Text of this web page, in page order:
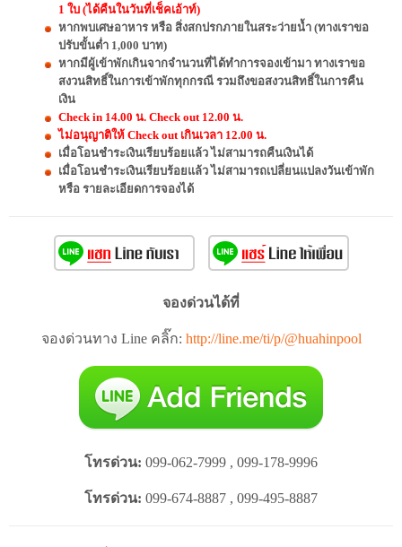
1 ใบ (ได้คืนในวันที่เช็คเอ้าท์)
หากพบเศษอาหาร หรือ สิ่งสกปรกภายในสระว่ายน้ำ (ทางเราขอ
ปรับขั้นต่ำ 1,000 บาท)
หากมีผู้เข้าพักเกินจากจำนวนที่ได้ทำการจองเข้ามา ทางเราขอ
สงวนสิทธิ์ในการเข้าพักทุกกรณี รวมถึงขอสงวนสิทธิ์ในการคืน
เงิน
Check in 14.00 น. Check out 12.00 น.
ไม่อนุญาติให้ Check out เกินเวลา 12.00 น.
เมื่อโอนชำระเงินเรียบร้อยแล้ว ไม่สามารถคืนเงินได้
เมื่อโอนชำระเงินเรียบร้อยแล้ว ไม่สามารถเปลี่ยนแปลงวันเข้าพัก
หรือ รายละเอียดการจองได้
จองด่วนได้ที่
จองด่วนทาง Line คลิ๊ก: http://line.me/ti/p/@huahinpool
โทรด่วน: 099-062-7999 , 099-178-9996
โทรด่วน: 099-674-8887 , 099-495-8887